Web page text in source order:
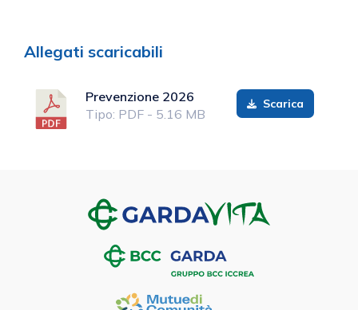
Allegati scaricabili
Prevenzione 2026
Tipo: PDF - 5.16 MB
Scarica